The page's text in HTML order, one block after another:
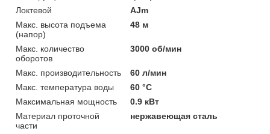
Локтевой
AJm
Макс. высота подъема
(напор)
48 м
Макс. количество
оборотов
3000 об/мин
Макс. производительность
60 л/мин
Макс. температура воды
60 °C
Максимальная мощность
0.9 кВт
Материал проточной
части
нержавеющая сталь